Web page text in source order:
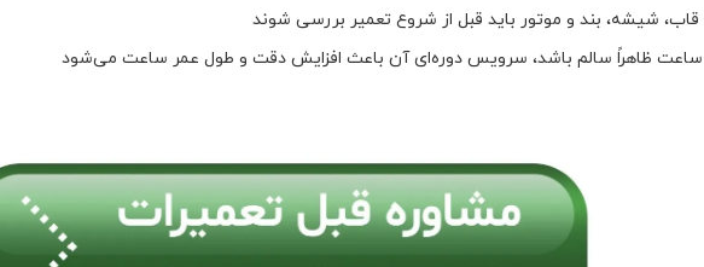
قاب، شیشه، بند و موتور باید قبل از شروع تعمیر بررسی شوند
ظاهراً سالم باشد، سرویس دوره‌ای آن باعث افزایش دقت و طول عمر ساعت می‌شود